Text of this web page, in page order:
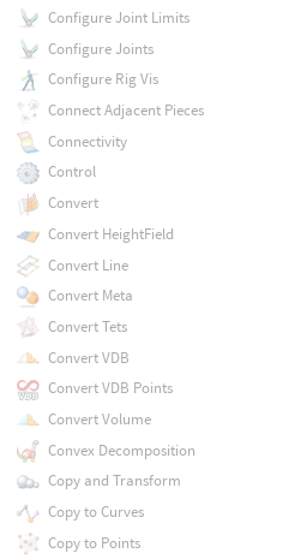
Configure Joint Limits
Configure Joints
Configure Rig Vis
Connect Adjacent Pieces
Connectivity
Control
Convert
Convert HeightField
Convert Line
Convert Meta
Convert Tets
Convert VDB
Convert VDB Points
Convert Volume
Convex Decomposition
Copy and Transform
Copy to Curves
Copy to Points